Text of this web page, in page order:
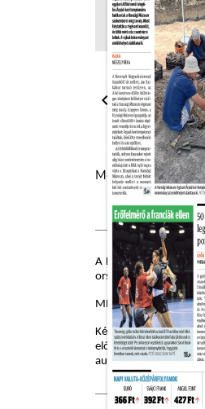

Megosztás:
A Kisalföld Győr-
ország és a világ
MEGÚJULÓ
Kényelmes,
előfizetés levonása,
automatikusan